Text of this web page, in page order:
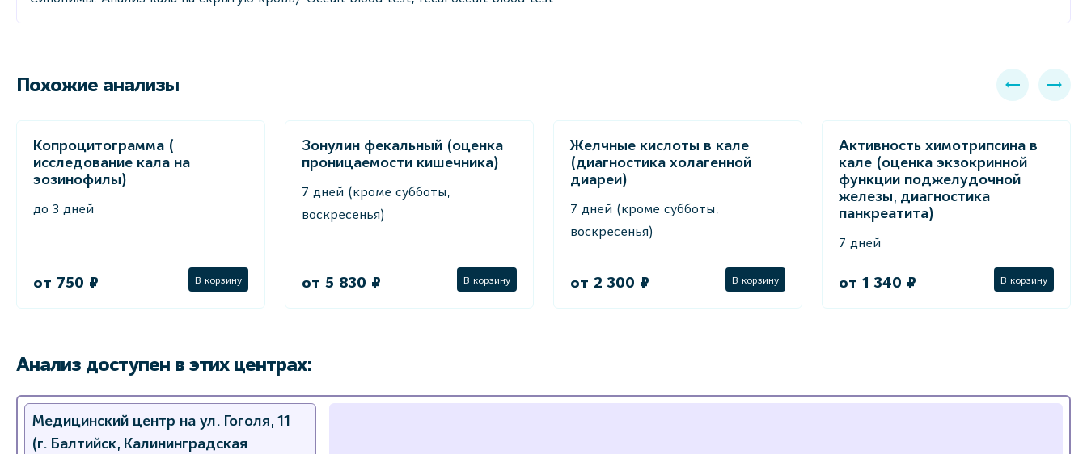
Похожие анализы
Копроцитограмма (
исследование кала на
эозинофилы)
до 3 дней
от 750 ₽ В корзину
Зонулин фекальный (оценка
проницаемости кишечника)
7 дней (кроме субботы,
воскресенья)
от 5 830 ₽ В корзину
Желчные кислоты в кале
(диагностика холагенной
диареи)
7 дней (кроме субботы,
воскресенья)
от 2 300 ₽ В корзину
Активность химотрипсина в
кале (оценка экзокринной
функции поджелудочной
железы, диагностика
панкреатита)
7 дней
от 1 340 ₽ В корзину
Анализ доступен в этих центрах:
Медицинский центр на ул. Гоголя, 11
(г. Балтийск, Калининградская